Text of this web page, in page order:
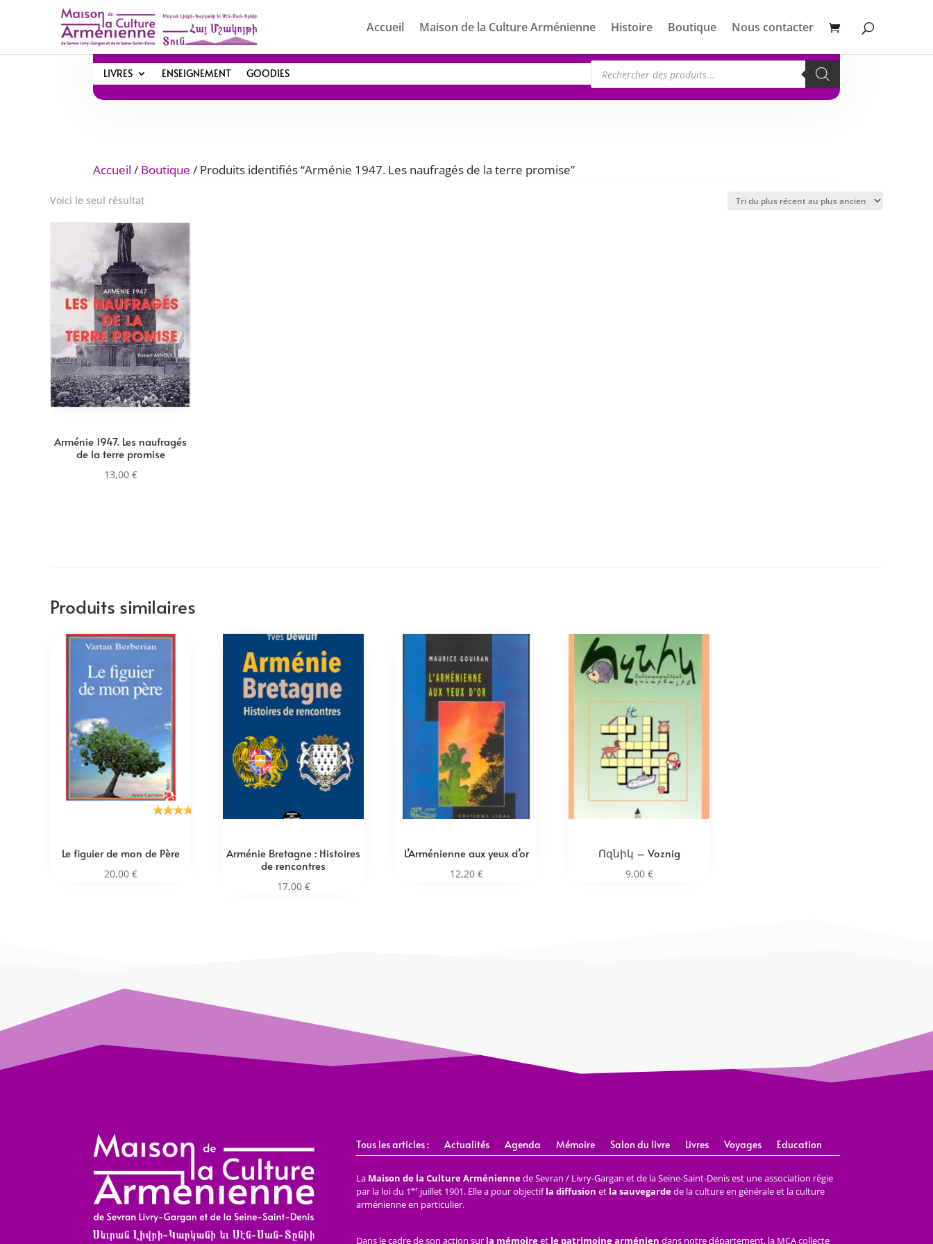
Accueil Maison de la Culture Arménienne Histoire Boutique Nous contacter
LIVRES ENSEIGNEMENT GOODIES Recherche
de
produits
Accueil / Boutique / Produits identifiés “Arménie 1947. Les naufragés de la terre promise”
Voici le seul résultat
Arménie 1947. Les naufragés
de la terre promise
13,00 €
Produits similaires
Le figuier de mon de Père
20,00 €
Arménie Bretagne : Histoires
de rencontres
17,00 €
L’Arménienne aux yeux d’or
12,20 €
Ոզնիկ – Voznig
9,00 €
Tous les articles : Actualités Agenda Mémoire Salon du livre Livres Voyages Education
La Maison de la Culture Arméniennede Sevran / Livry-Gargan et de la Seine-Saint-Denis est une association régie
par la loi du 1erjuillet 1901. Elle a pour objectifla diffusion et la sauvegardede la culture en générale et la culture
arménienne en particulier.
Dans le cadre de son action sur la mémoireet le patrimoine arménien dans notre département, la MCA collecte